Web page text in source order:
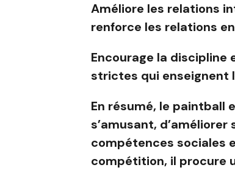
Améliore les relations
renforce les relations
Encourage la discipline
strictes qui enseignent
En résumé, le paintball
s’amusant,
compétences sociales
compétition, il procure